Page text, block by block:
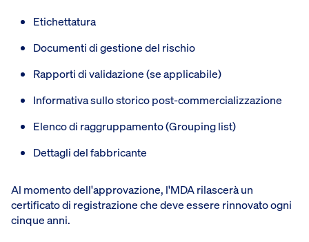
Etichettatura
Documenti di gestione del rischio
Rapporti di validazione (se applicabile)
Informativa sullo storico post-commercializzazione
Elenco di raggruppamento (Grouping list)
Dettagli del fabbricante
Al momento dell'approvazione, l'MDA rilascerà un
certificato di registrazione che deve essere rinnovato ogni
cinque anni.